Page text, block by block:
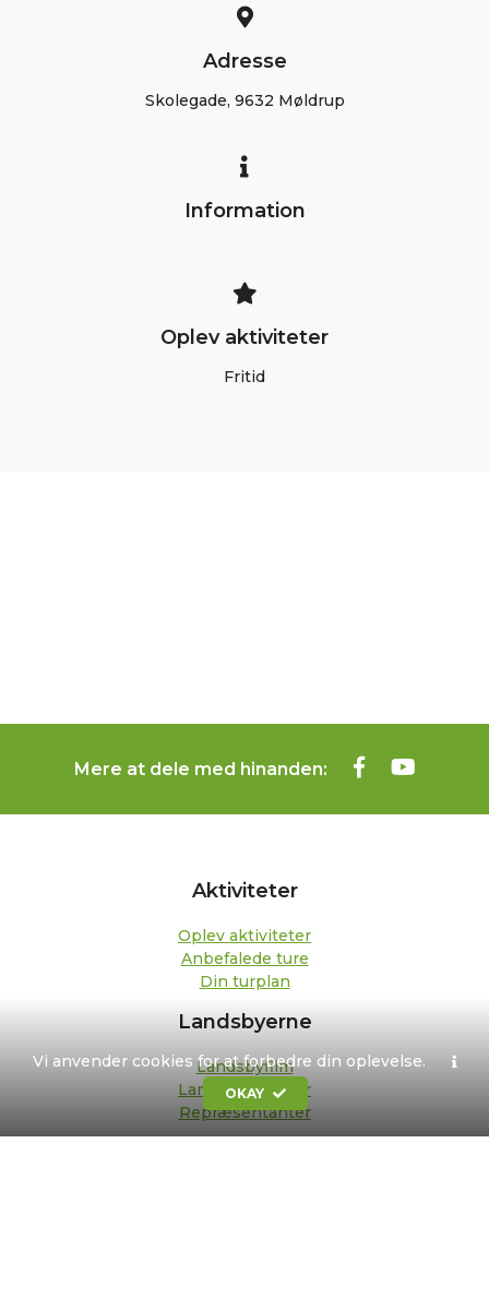
Vi anvender cookies for at forbedre din oplevelse.
OKAY
Adresse
Skolegade, 9632 Møldrup
Information
Oplev aktiviteter
Fritid
Mere at dele med hinanden:
Aktiviteter
Oplev aktiviteter
Anbefalede ture
Din turplan
Landsbyerne
Landsbyfilm
Landsbypedeller
Repræsentanter